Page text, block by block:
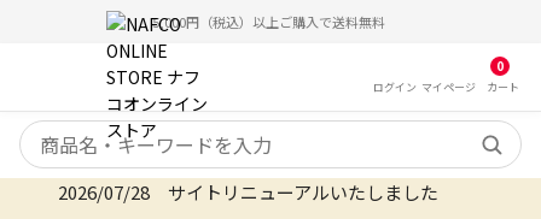
5,000円（税込）以上ご購入で送料無料
ログイン マイ ページ
0
カート
検索キーワード
2026/07/28 サイトリニューアルいたしました